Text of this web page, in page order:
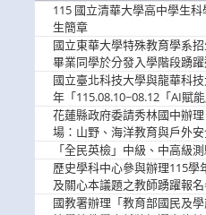
115 國立清華大學高中學生
生簡章
國立東華大學特殊教育學系
畢業同學於分發入學階段踴躍
國立臺北科技大學與龍華科
年「115.08.10~08.12「AI賦
歡迎學生踴躍報名參加
花蓮縣政府委請秀林國中辦
場：山野、海洋教育與戶外
參加
「全民英檢」中級、中高級
歷史學科中心參與辦理115
及關心本議題之教師踴躍報
國教署辦理「教育部國民及